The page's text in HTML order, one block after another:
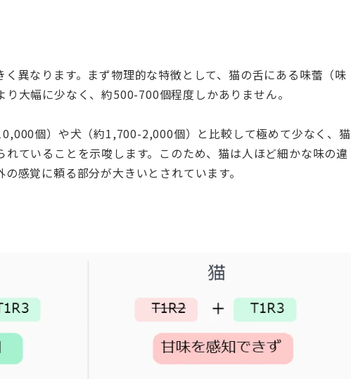
異なります。まず物理的な特徴として、猫の舌にある味蕾（味
大幅に少なく、約500-700個程度しかありません。
個）や犬（約1,700-2,000個）と比較して極めて少なく、猫
ていることを示唆します。このため、猫は人ほど細かな味の違
感覚に頼る部分が大きいとされています。